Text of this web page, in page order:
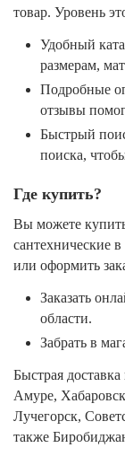
товар. Уровень
Удобный
размерам,
Подробные
отзывы
Быстрый
поиска,
Где купить?
Вы можете
сантехнические
или оформить
Заказать
области.
Забрать в
Быстрая
Амуре,
Лучегорск,
также